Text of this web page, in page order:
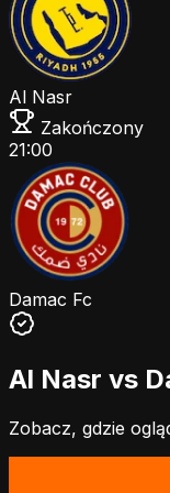
Al Nasr
Zakończony
21:00
Damac Fc
Al Nasr vs
Zobacz, gdzie